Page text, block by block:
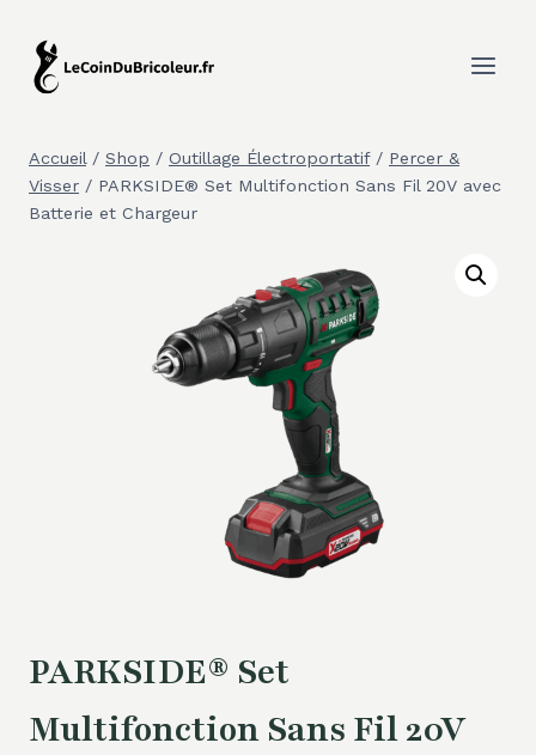
contenu
Accueil / Shop / Outillage Électroportatif / Percer &
Visser / PARKSIDE® Set Multifonction Sans Fil 20V avec
Batterie et Chargeur
PARKSIDE® Set
Multifonction Sans Fil 20V